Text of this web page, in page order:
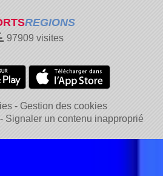
REGIONS
97909 visites
Gestion des cookies
Signaler un contenu inapproprié